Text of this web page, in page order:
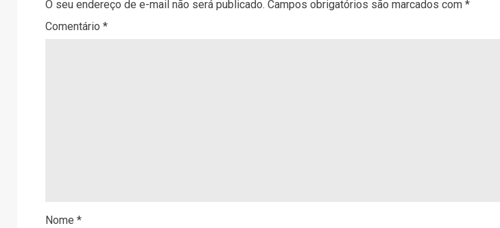
O seu endereço de e-mail não será publicado. Campos obrigatórios são marcados com *
Comentário *
Nome *